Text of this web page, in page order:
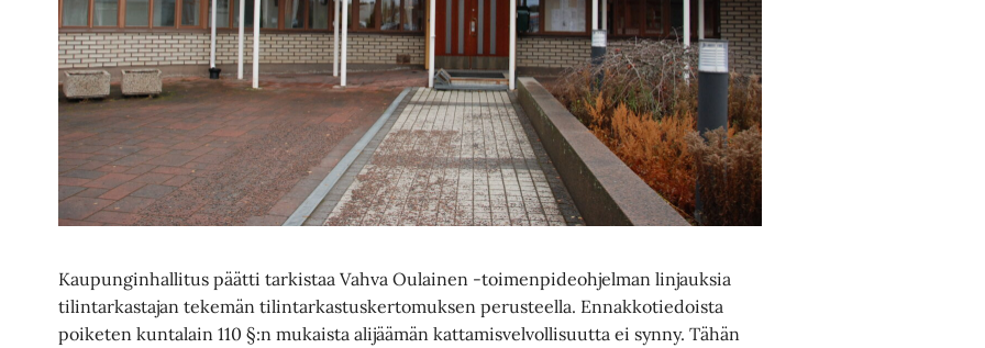
Kaupunginhallitus päätti tarkistaa Vahva Oulainen -toimenpideohjelman linjauksia
tilintarkastajan tekemän tilintarkastuskertomuksen perusteella. Ennakkotiedoista
poiketen kuntalain 110 §:n mukaista alijäämän kattamisvelvollisuutta ei synny. Tähän